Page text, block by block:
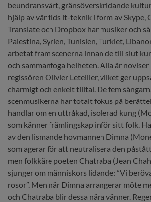
beundransvärt, gränsöverskridande
hjälp av vår tids it-teknik i form av Skype,
Translate och Dropbox har musiker och
Palestina, Syrien, Tunisien, Turkiet,
arbetat fram scenerna innan de till slut
och sammanfoga helheten. Alla är noviser
regissören Olivier Letellier, vilket ger
charmigt och enkelt tilltal. De fem
scenmusikerna har totalt fokus på
handlar om en uttråkad, isolerad kung
som känner främlingskap inför sitt folk.
av den lismande hovmannen Dimna
som agerar för att neutralisera den
men folkkäre poeten Chatraba (Jean
sjunger om människors lidande: ”Vi
rosor”. Men när Dimna arrangerar möte
och Chatraba blir dessa nära vänner.